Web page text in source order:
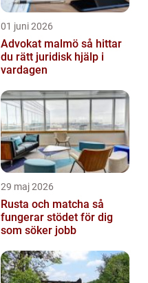
01 juni 2026
Advokat malmö så hittar
du rätt juridisk hjälp i
vardagen
29 maj 2026
Rusta och matcha så
fungerar stödet för dig
som söker jobb